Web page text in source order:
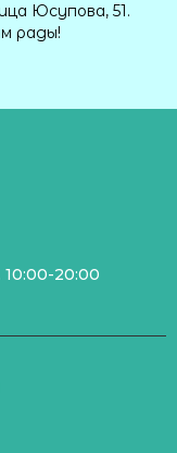
Юсупова, 51.
рады!
10:00-20:00